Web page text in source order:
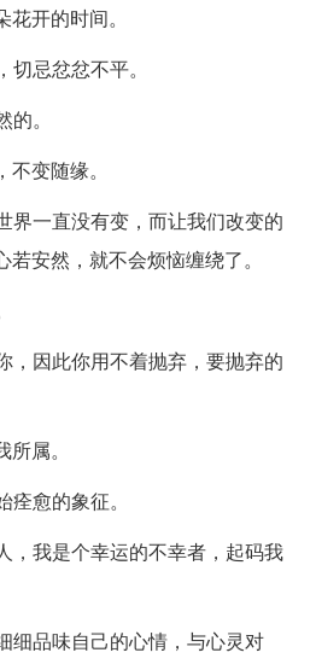
开的时间。
忌忿忿不平。
。
变随缘。
界一直没有变，而让我们改变的
安然，就不会烦恼缠绕了。
，因此你用不着抛弃，要抛弃的
属。
愈的象征。
，我是个幸运的不幸者，起码我
细品味自己的心情，与心灵对